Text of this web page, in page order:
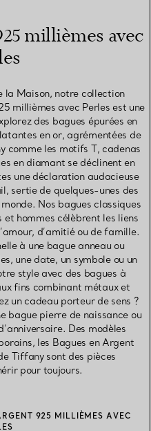
millièmes avec
la Maison, notre collection
millièmes avec Perles est une
des bagues épurées en
en or, agrémentées de
comme les motifs T, cadenas
en diamant se déclinent en
une déclaration audacieuse
sertie de quelques-unes des
Nos bagues classiques
hommes célèbrent les liens
d’amitié ou de famille.
à une bague anneau ou
une date, un symbole ou un
style avec des bagues à
fins combinant métaux et
un cadeau porteur de sens ?
bague pierre de naissance ou
Des modèles
les Bagues en Argent
Tiffany sont des pièces
pour toujours.
925 MILLIÈMES AVEC